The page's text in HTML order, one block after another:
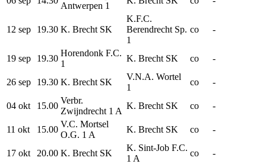
Antwerpen 1
12 sep 19.30 K. Brecht SK
K.F.C.
Berendrecht Sp.
1
co -
19 sep 19.30
Horendonk F.C.
1
K. Brecht SK co -
26 sep 19.30 K. Brecht SK
V.N.A. Wortel
1
co -
04 okt 15.00
Verbr.
Zwijndrecht 1 A
K. Brecht SK co -
11 okt 15.00
V.C. Mortsel
O.G. 1 A
K. Brecht SK co -
17 okt 20.00 K. Brecht SK
K. Sint-Job F.C.
1 A
co -